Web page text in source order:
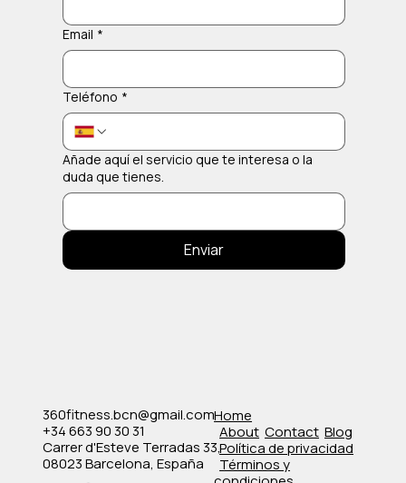
Email *
Teléfono *
Añade aquí el servicio que te interesa o la
duda que tienes.
Enviar
360fitness.bcn@gmail.com
+34 663 90 30 31
Carrer d'Esteve Terradas 33,
08023 Barcelona, España
Home
About Contact Blog
Política de privacidad
​Términos y